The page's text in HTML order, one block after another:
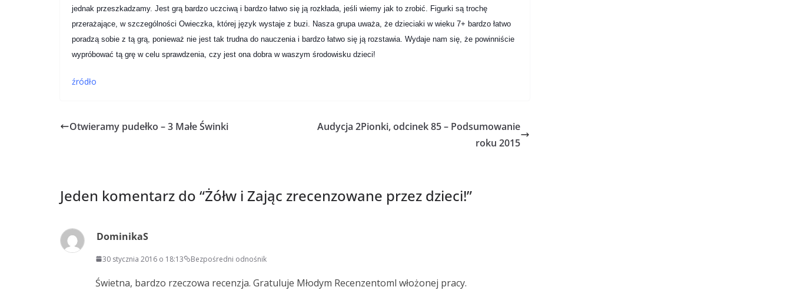
jednak przeszkadzamy. Jest grą bardzo uczciwą i bardzo łatwo się ją rozkłada, jeśli wiemy jak to zrobić. Figurki są trochę
przerażające, w szczególności Owieczka, której język wystaje z buzi. Nasza grupa uważa, że dzieciaki w wieku 7+ bardzo łatwo
poradzą sobie z tą grą, ponieważ nie jest tak trudna do nauczenia i bardzo łatwo się ją rozstawia. Wydaje nam się, że powinniście
wypróbować tą grę w celu sprawdzenia, czy jest ona dobra w waszym środowisku dzieci!
źródło
Otwieramy pudełko – 3 Małe Świnki
Audycja 2Pionki, odcinek 85 – Podsumowanie
roku 2015
Jeden komentarz do “Żółw i Zając zrecenzowane przez dzieci!”
DominikaS
30 stycznia 2016 o 18:13 Bezpośredni odnośnik
Świetna, bardzo rzeczowa recenzja. Gratuluje Młodym Recenzentoml włożonej pracy.